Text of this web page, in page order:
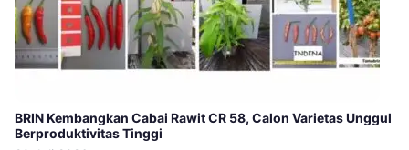
BRIN Kembangkan Cabai Rawit CR 58, Calon Varietas Unggul
Berproduktivitas Tinggi